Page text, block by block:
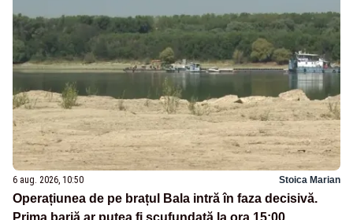
6 aug. 2026, 10:50 Stoica Marian
Operațiunea de pe brațul Bala intră în faza decisivă.